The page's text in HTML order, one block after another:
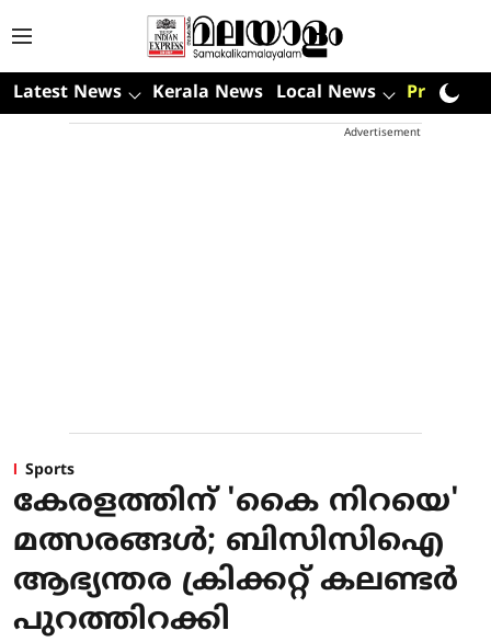
Latest News Kerala News Local News Premium
Advertisement
Sports
കേരളത്തിന് 'കൈ നിറയെ'
മത്സരങ്ങൾ; ബിസിസിഐ
ആഭ്യന്തര ക്രിക്കറ്റ് കലണ്ടർ
പുറത്തിറക്കി